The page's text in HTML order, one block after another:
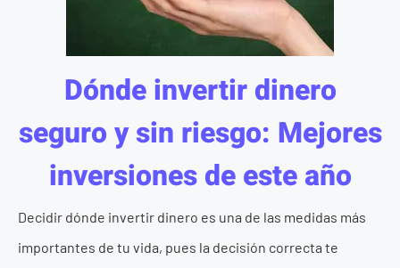
Dónde invertir dinero
seguro y sin riesgo: Mejores
inversiones de este año
Decidir dónde invertir dinero es una de las medidas más
importantes de tu vida, pues la decisión correcta te